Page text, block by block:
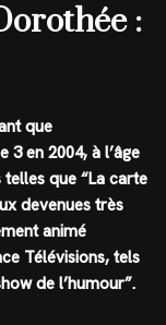
:
que
3 en 2004, à l’âge
telles que “La carte
devenues très
animé
Télévisions, tels
de l’humour”.